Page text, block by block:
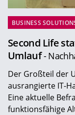
BUSINESS
Second Life
Umlauf-
Der Großteil der
ausrangierte IT-
Eine aktuelle
funktionsfähige